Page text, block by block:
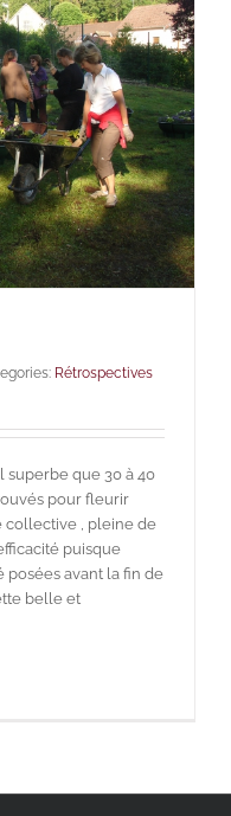
Rétrospectives
superbe que 30 à 40
pour fleurir
collective , pleine de
puisque
posées avant la fin de
belle et